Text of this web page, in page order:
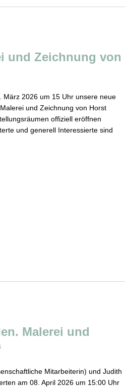
und Zeichnung von
2026 um 15 Uhr unsere neue
und Zeichnung von Horst
offiziell eröffnen
und generell Interessierte sind
Malerei und
Mitarbeiterin) und Judith
am 08. April 2026 um 15:00 Uhr